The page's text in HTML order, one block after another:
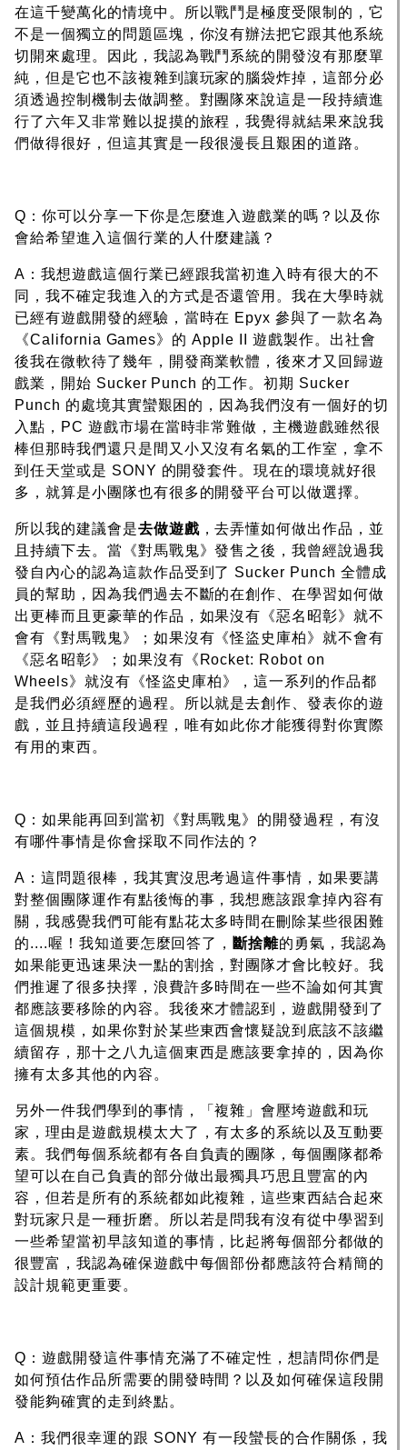
在這千變萬化的情境中。所以戰鬥是極度受限制的，它
不是一個獨立的問題區塊，你沒有辦法把它跟其他系統
切開來處理。因此，我認為戰鬥系統的開發沒有那麼單
純，但是它也不該複雜到讓玩家的腦袋炸掉，這部分必
須透過控制機制去做調整。對團隊來說這是一段持續進
行了六年又非常難以捉摸的旅程，我覺得就結果來說我
們做得很好，但這其實是一段很漫長且艱困的道路。
Q：你可以分享一下你是怎麼進入遊戲業的嗎？以及你
會給希望進入這個行業的人什麼建議？
A：我想遊戲這個行業已經跟我當初進入時有很大的不
同，我不確定我進入的方式是否還管用。我在大學時就
已經有遊戲開發的經驗，當時在 Epyx 參與了一款名為
《California Games》的 Apple II 遊戲製作。出社會
後我在微軟待了幾年，開發商業軟體，後來才又回歸遊
戲業，開始 Sucker Punch 的工作。初期 Sucker
Punch 的處境其實蠻艱困的，因為我們沒有一個好的切
入點，PC 遊戲市場在當時非常難做，主機遊戲雖然很
棒但那時我們還只是間又小又沒有名氣的工作室，拿不
到任天堂或是 SONY 的開發套件。現在的環境就好很
多，就算是小團隊也有很多的開發平台可以做選擇。
所以我的建議會是去做遊戲，去弄懂如何做出作品，並
且持續下去。當《對馬戰鬼》發售之後，我曾經說過我
發自內心的認為這款作品受到了 Sucker Punch 全體成
員的幫助，因為我們過去不斷的在創作、在學習如何做
出更棒而且更豪華的作品，如果沒有《惡名昭彰》就不
會有《對馬戰鬼》；如果沒有《怪盜史庫柏》就不會有
《惡名昭彰》；如果沒有《Rocket: Robot on
Wheels》就沒有《怪盜史庫柏》，這一系列的作品都
是我們必須經歷的過程。所以就是去創作、發表你的遊
戲，並且持續這段過程，唯有如此你才能獲得對你實際
有用的東西。
Q：如果能再回到當初《對馬戰鬼》的開發過程，有沒
有哪件事情是你會採取不同作法的？
A：這問題很棒，我其實沒思考過這件事情，如果要講
對整個團隊運作有點後悔的事，我想應該跟拿掉內容有
關，我感覺我們可能有點花太多時間在刪除某些很困難
的....喔！我知道要怎麼回答了， 斷捨離的勇氣，我認為
如果能更迅速果決一點的割捨，對團隊才會比較好。我
們推遲了很多抉擇，浪費許多時間在一些不論如何其實
都應該要移除的內容。我後來才體認到，遊戲開發到了
這個規模，如果你對於某些東西會懷疑說到底該不該繼
續留存，那十之八九這個東西是應該要拿掉的，因為你
擁有太多其他的內容。
另外一件我們學到的事情，「複雜」會壓垮遊戲和玩
家，理由是遊戲規模太大了，有太多的系統以及互動要
素。我們每個系統都有各自負責的團隊，每個團隊都希
望可以在自己負責的部分做出最獨具巧思且豐富的內
容，但若是所有的系統都如此複雜，這些東西結合起來
對玩家只是一種折磨。所以若是問我有沒有從中學習到
一些希望當初早該知道的事情，比起將每個部分都做的
很豐富，我認為確保遊戲中每個部份都應該符合精簡的
設計規範更重要。
Q：遊戲開發這件事情充滿了不確定性，想請問你們是
如何預估作品所需要的開發時間？以及如何確保這段開
發能夠確實的走到終點。
A：我們很幸運的跟 SONY 有一段蠻長的合作關係，我